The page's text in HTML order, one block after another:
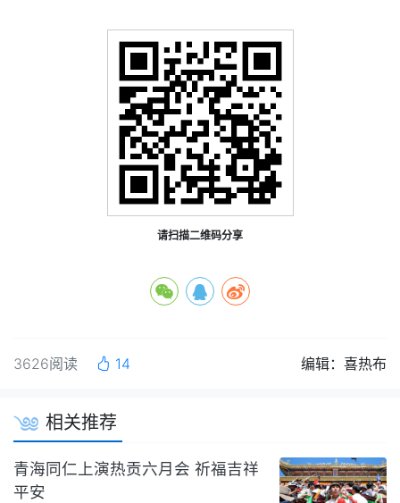
请扫描二维码分享
3626阅读 14 编辑：喜热布
相关推荐
青海同仁上演热贡六月会 祈福吉祥
平安